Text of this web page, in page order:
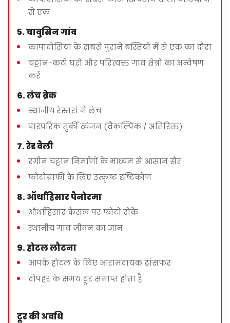
होटल पिक-अप और ड्रॉप-ऑफ
पार्किंग शुल्क और स्थानीय कर
क्या शामिल नहीं है
प्रवेश शुल्क (यदि लागू हो)
दोपहर का भोजन और पेय पदार्थ
व्यक्तिगत खर्च
यह टूर किसके लिए है?
सुंदर परिदृश्यों और स्थानीय संस्कृति की तलाश करने वाले
यात्री
फोटोग्राफी और प्रकृति के शौकीन
जोड़े, परिवार, और निजी समूह
मध्यम चलने की आवश्यकता है
से एक
5. चावुसिन गांव
कापादोसिया के सबसे पुराने बस्तियों में से एक का दौरा
चट्टान-कटी घरों और परित्यक्त गांव क्षेत्रों का अन्वेषण
करें
6. लंच ब्रेक
स्थानीय रेस्तरां में लंच
पारंपरिक तुर्की व्यंजन (वैकल्पिक / अतिरिक्त)
7. रेड वैली
रंगीन चट्टान निर्माणों के माध्यम से आसान सैर
फोटोग्राफी के लिए उत्कृष्ट दृष्टिकोण
8. ऑर्थाहिसार पैनोरमा
ऑर्थाहिसार कैसल पर फोटो रोकें
स्थानीय गांव जीवन का ज्ञान
9. होटल लौटना
आपके होटल के लिए आरामदायक ट्रांसफर
दोपहर के समय टूर समाप्त होता है
टूर की अवधि